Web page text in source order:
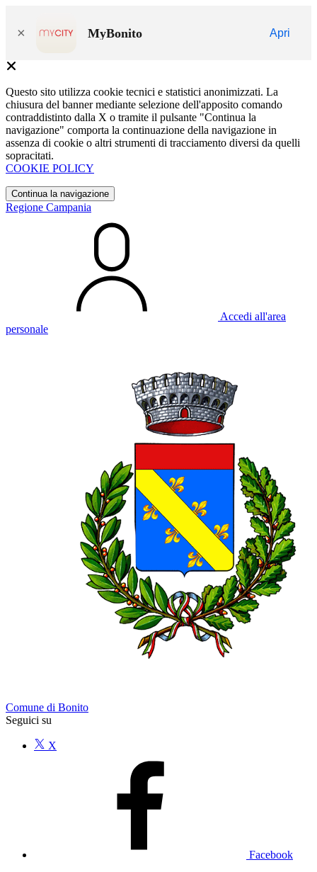
× MyBonito Apri
Questo sito utilizza cookie tecnici e statistici anonimizzati. La
chiusura del banner mediante selezione dell'apposito comando
contraddistinto dalla X o tramite il pulsante "Continua la
navigazione" comporta la continuazione della navigazione in
assenza di cookie o altri strumenti di tracciamento diversi da quelli
sopracitati.
COOKIE POLICY
Continua la navigazione
Regione Campania
Accedi all'area
personale
Comune di Bonito
Seguici su
X
Facebook